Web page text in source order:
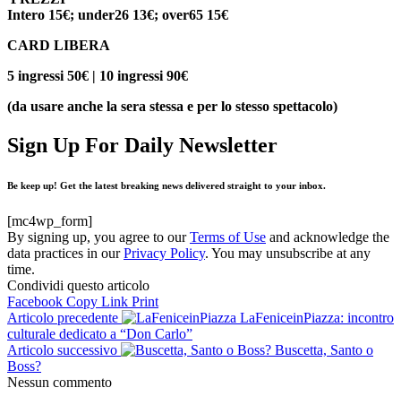
Intero 15€; under26 13€; over65 15€
CARD LIBERA
5 ingressi 50€ | 10 ingressi 90€
(da usare anche la sera stessa e per lo stesso spettacolo)
Sign Up For Daily Newsletter
Be keep up! Get the latest breaking news delivered straight to your inbox.
[mc4wp_form]
By signing up, you agree to ourTerms of Use and acknowledge the
data practices in ourPrivacy Policy. You may unsubscribe at any
time.
Condividi questo articolo
Facebook Copy Link Print
Articolo precedente
LaFeniceinPiazza: incontro
culturale dedicato a “Don Carlo”
Articolo successivo
Buscetta, Santo o
Boss?
Nessun commento